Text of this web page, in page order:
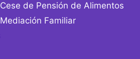
Cese de Pensión de Alimentos
Mediación Familiar